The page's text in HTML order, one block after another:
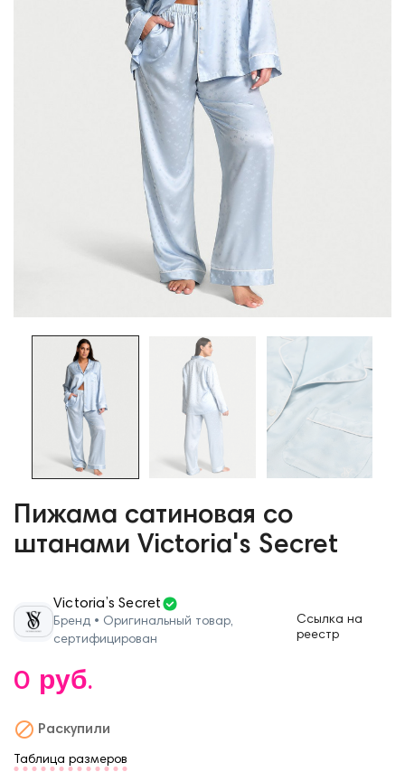
Пижама сатиновая со
штанами Victoria's Secret
Victoria’s Secret
Бренд • Оригинальный товар,
сертифицирован
Ссылка на
реестр
0 руб.
 Раскупили
Таблица размеров